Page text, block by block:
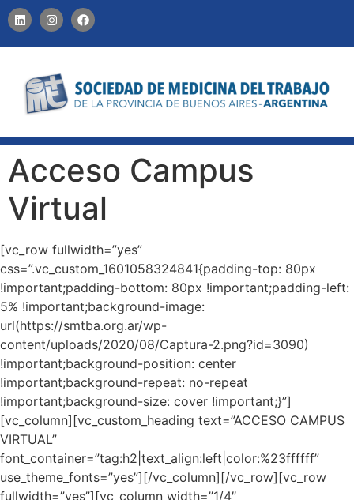
Acceso Campus
Virtual
[vc_row fullwidth=”yes”
css=”.vc_custom_1601058324841{padding-top: 80px
!important;padding-bottom: 80px !important;padding-left:
5% !important;background-image:
url(https://smtba.org.ar/wp-
content/uploads/2020/08/Captura-2.png?id=3090)
!important;background-position: center
!important;background-repeat: no-repeat
!important;background-size: cover !important;}”]
[vc_column][vc_custom_heading text=”ACCESO CAMPUS
VIRTUAL”
font_container=”tag:h2|text_align:left|color:%23ffffff”
use_theme_fonts=”yes”][/vc_column][/vc_row][vc_row
fullwidth=”yes”][vc_column width=”1/4″